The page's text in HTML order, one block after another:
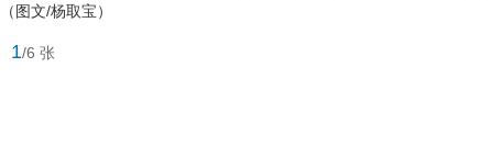
1/6 张
（图文/杨取宝）